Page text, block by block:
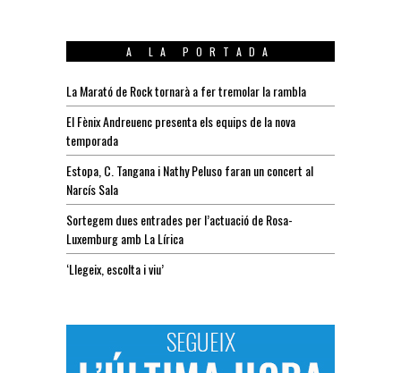
A LA PORTADA
La Marató de Rock tornarà a fer tremolar la rambla
El Fènix Andreuenc presenta els equips de la nova
temporada
Estopa, C. Tangana i Nathy Peluso faran un concert al
Narcís Sala
Sortegem dues entrades per l’actuació de Rosa-
Luxemburg amb La Lírica
‘Llegeix, escolta i viu’